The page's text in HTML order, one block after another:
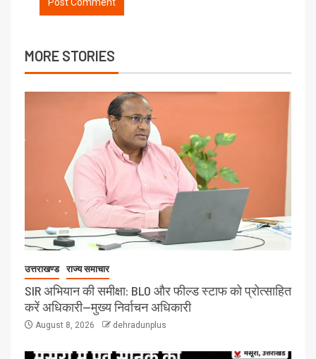
MORE STORIES
उत्तराखण्ड राज्य समाचार
SIR अभियान की समीक्षा: BLO और फील्ड स्टाफ को प्रोत्साहित
करें अधिकारी—मुख्य निर्वाचन अधिकारी
August 8, 2026 dehradunplus